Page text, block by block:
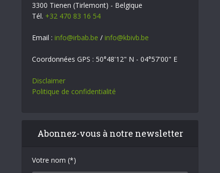
3300 Tienen (Tirlemont) - Belgique
Tél. +32 470 83 16 54
Email : info@irbab.be / info@kbivb.be
Coordonnées GPS : 50°48'12" N - 04°57'00" E
Disclaimer
Politique de confidentialité
Abonnez-vous à notre newsletter
Votre nom (*)